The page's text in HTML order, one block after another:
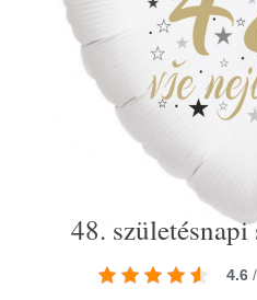
48.
4.6 /